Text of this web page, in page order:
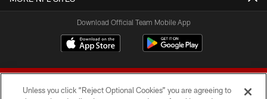
Download Official Team Mobile App
Unless you click “Reject Optional Cookies” you are agreeing to